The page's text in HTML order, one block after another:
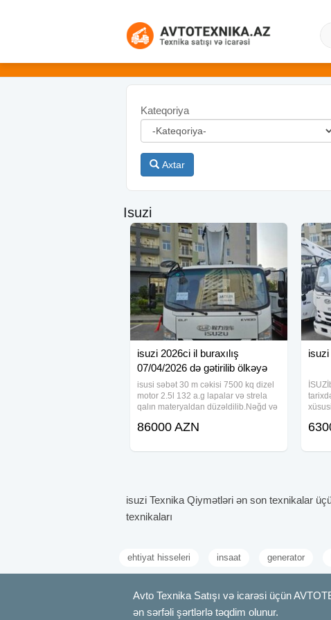
Kateqoriya
Axtar
Isuzi
isuzi 2026ci il buraxılış
07/04/2026 də gətirilib ölkəyə
isusi səbət 30 m cəkisi 7500 kq dizel
motor 2.5l 132 a.g lapalar və strela
qalın materyaldan düzəldilib.Nəğd və
daxil deyil
86000 AZN
isuzi Texnika Qiymətləri ən son texnikalar
texnikaları
ehtiyat hisseleri insaat generator
Avto Texnika Satışı və icarəsi üçün
ən sərfəli şərtlərlə təqdim olunur.